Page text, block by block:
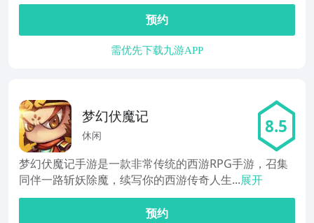
预约
需优先下载九游APP
梦幻伏魔记
休闲 8.5
梦幻伏魔记手游是一款非常传统的西游RPG手游，召集
同伴一路斩妖除魔，续写你的西游传奇人生...展开
预约